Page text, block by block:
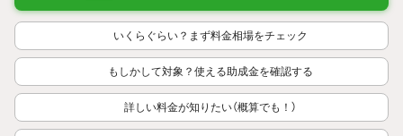
いくらぐらい？まず料金相場をチェック
もしかして対象？使える助成金を確認する
詳しい料金が知りたい（概算でも！）